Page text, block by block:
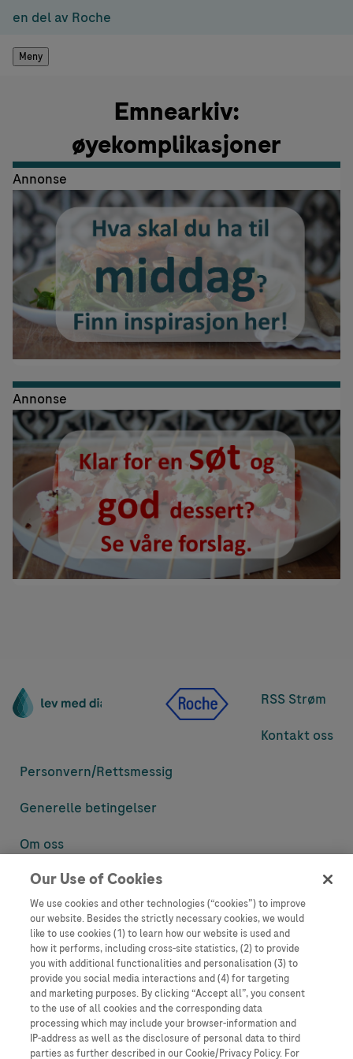
en del av Roche
Meny
Emnearkiv:
øyekomplikasjoner
Annonse
Annonse
RSS Strøm
Kontakt oss
Personvern/Rettsmessig
Generelle betingelser
Om oss
Denne nettsiden inneholder informasjon som er målsatt til en stor
informasjon som ellers ikke er tilgjengelig eller gyldig i ditt land.
Vennligst vær oppmerksom på at vi ikke tar noe ansvar for tilgang til
informasjon som muligens ikke er i samsvar med noen gyldig juridisk
prosess, regulering, registrering eller bruk i bostedslandet ditt.
Roche har ikke alltid mulighet til å kvalitetssikre andres innlegg, men
vil fjerne villedende eller upassende innlegg så langt det lar seg gjøre.
Vi har ikke ansvar for innhold på eksterne nettsider som det lenkes til.
Kopiering av materiale fra dette nettstedet for bruk annet sted er ikke
tillatt uten avtale. Nettstedet selger plass til annonsører, og slikt
Our Use of Cookies
We use cookies and other technologies (“cookies”) to improve
our website. Besides the strictly necessary cookies, we would
like to use cookies (1) to learn how our website is used and
how it performs, including cross-site statistics, (2) to provide
you with additional functionalities and personalisation (3) to
provide you social media interactions and (4) for targeting
and marketing purposes. By clicking “Accept all”, you consent
to the use of all cookies and the corresponding data
processing which may include your browser-information and
IP-address as well as the disclosure of personal data to third
parties as further described in our Cookie/Privacy Policy. For